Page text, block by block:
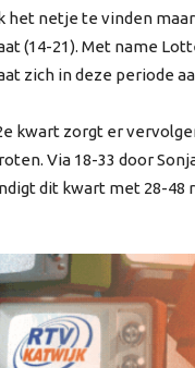
het netje te vinden
(14-21). Met name
zich in deze periode
kwart zorgt er
Via 18-33 door
dit kwart met 28-48